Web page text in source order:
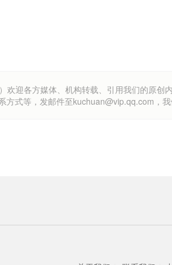
欢迎各方媒体、机构转载、引用我们的原创
方式等，发邮件至kuchuan@vip.qq.com，我